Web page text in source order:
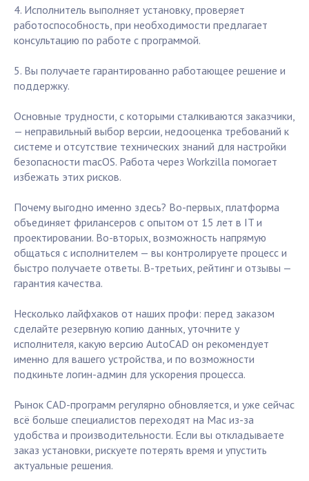
4. Исполнитель выполняет установку, проверяет
работоспособность, при необходимости предлагает
консультацию по работе с программой.
5. Вы получаете гарантированно работающее решение и
поддержку.
Основные трудности, с которыми сталкиваются заказчики,
— неправильный выбор версии, недооценка требований к
системе и отсутствие технических знаний для настройки
безопасности macOS. Работа через Workzilla помогает
избежать этих рисков.
Почему выгодно именно здесь? Во-первых, платформа
объединяет фрилансеров с опытом от 15 лет в IT и
проектировании. Во-вторых, возможность напрямую
общаться с исполнителем — вы контролируете процесс и
быстро получаете ответы. В-третьих, рейтинг и отзывы —
гарантия качества.
Несколько лайфхаков от наших профи: перед заказом
сделайте резервную копию данных, уточните у
исполнителя, какую версию AutoCAD он рекомендует
именно для вашего устройства, и по возможности
подкиньте логин-админ для ускорения процесса.
Рынок CAD-программ регулярно обновляется, и уже сейчас
всё больше специалистов переходят на Mac из-за
удобства и производительности. Если вы откладываете
заказ установки, рискуете потерять время и упустить
актуальные решения.